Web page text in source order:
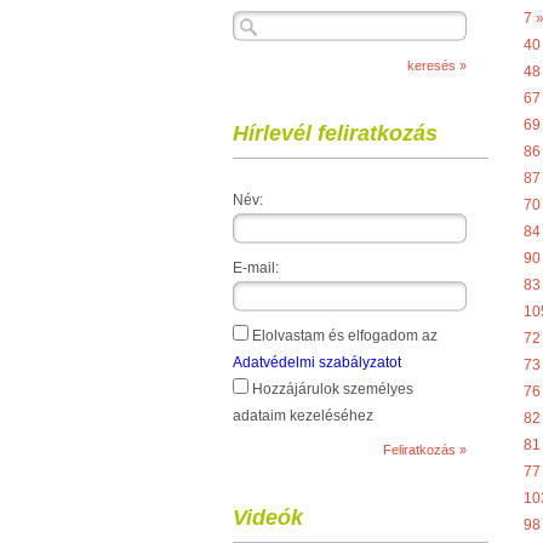
Hírlevél feliratkozás
Név:
E-mail:
Elolvastam és elfogadom az
Adatvédelmi szabályzatot
Hozzájárulok személyes
adataim kezeléséhez
Videók
7 »
40
48
67
69
86
87
70
84
90
83
72
73
76
82
81
77
98